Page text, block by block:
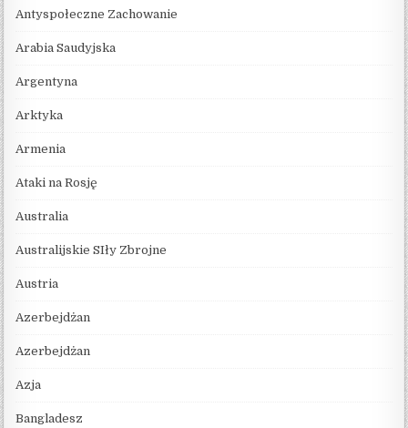
Antyspołeczne Zachowanie
Arabia Saudyjska
Argentyna
Arktyka
Armenia
Ataki na Rosję
Australia
Australijskie SIły Zbrojne
Austria
Azerbejdżan
Azerbejdżan
Azja
Bangladesz